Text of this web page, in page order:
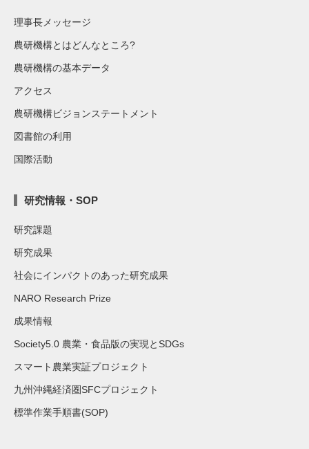
理事長メッセージ
農研機構とはどんなところ?
農研機構の基本データ
アクセス
農研機構ビジョンステートメント
図書館の利用
国際活動
研究情報・SOP
研究課題
研究成果
社会にインパクトのあった研究成果
NARO Research Prize
成果情報
Society5.0 農業・食品版の実現とSDGs
スマート農業実証プロジェクト
九州沖縄経済圏SFCプロジェクト
標準作業手順書(SOP)